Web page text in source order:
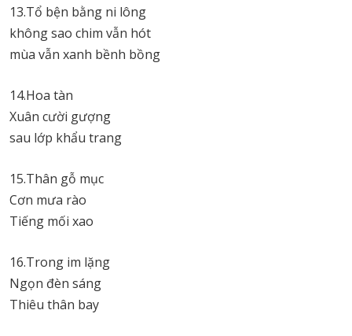
13.Tổ bện bằng ni lông
không sao chim vẫn hót
mùa vẫn xanh bềnh bồng
14.Hoa tàn
Xuân cười gượng
sau lớp khẩu trang
15.Thân gỗ mục
Cơn mưa rào
Tiếng mối xao
16.Trong im lặng
Ngọn đèn sáng
Thiêu thân bay